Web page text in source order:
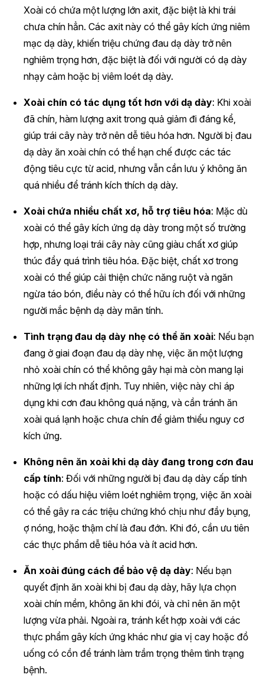
Xoài có chứa một lượng lớn axit, đặc biệt là khi trái
chưa chín hẳn. Các axit này có thể gây kích ứng niêm
mạc dạ dày, khiến triệu chứng đau dạ dày trở nên
nghiêm trọng hơn, đặc biệt là đối với người có dạ dày
nhạy cảm hoặc bị viêm loét dạ dày.
Xoài chín có tác dụng tốt hơn với dạ dày: Khi xoài
đã chín, hàm lượng axit trong quả giảm đi đáng kể,
giúp trái cây này trở nên dễ tiêu hóa hơn. Người bị đau
dạ dày ăn xoài chín có thể hạn chế được các tác
động tiêu cực từ acid, nhưng vẫn cần lưu ý không ăn
quá nhiều để tránh kích thích dạ dày.
Xoài chứa nhiều chất xơ, hỗ trợ tiêu hóa: Mặc dù
xoài có thể gây kích ứng dạ dày trong một số trường
hợp, nhưng loại trái cây này cũng giàu chất xơ giúp
thúc đẩy quá trình tiêu hóa. Đặc biệt, chất xơ trong
xoài có thể giúp cải thiện chức năng ruột và ngăn
ngừa táo bón, điều này có thể hữu ích đối với những
người mắc bệnh dạ dày mãn tính.
Tình trạng đau dạ dày nhẹ có thể ăn xoài: Nếu bạn
đang ở giai đoạn đau dạ dày nhẹ, việc ăn một lượng
nhỏ xoài chín có thể không gây hại mà còn mang lại
những lợi ích nhất định. Tuy nhiên, việc này chỉ áp
dụng khi cơn đau không quá nặng, và cần tránh ăn
xoài quá lạnh hoặc chưa chín để giảm thiểu nguy cơ
kích ứng.
Không nên ăn xoài khi dạ dày đang trong cơn đau
cấp tính: Đối với những người bị đau dạ dày cấp tính
hoặc có dấu hiệu viêm loét nghiêm trọng, việc ăn xoài
có thể gây ra các triệu chứng khó chịu như đầy bụng,
ợ nóng, hoặc thậm chí là đau đớn. Khi đó, cần ưu tiên
các thực phẩm dễ tiêu hóa và ít acid hơn.
Ăn xoài đúng cách để bảo vệ dạ dày: Nếu bạn
quyết định ăn xoài khi bị đau dạ dày, hãy lựa chọn
xoài chín mềm, không ăn khi đói, và chỉ nên ăn một
lượng vừa phải. Ngoài ra, tránh kết hợp xoài với các
thực phẩm gây kích ứng khác như gia vị cay hoặc đồ
uống có cồn để tránh làm trầm trọng thêm tình trạng
bệnh.